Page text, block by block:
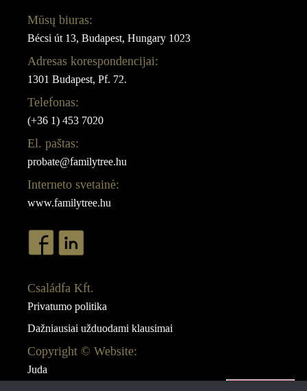
Mūsų biuras:
Bécsi út 13, Budapest, Hungary 1023
Adresas korespondencijai:
1301 Budapest, Pf. 72.
Telefonas:
(+36 1) 453 7020
El. paštas:
probate@familytree.hu
Interneto svetainė:
www.familytree.hu
Családfa Kft.
Privatumo politika
Dažniausiai užduodami klausimai
Copyright © Website:
Juda